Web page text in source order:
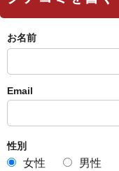
お名前
Email
性別
女性 男性